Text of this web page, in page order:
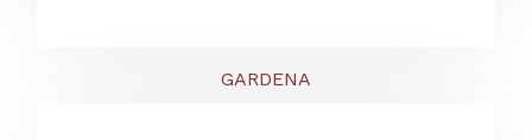
GARDENA